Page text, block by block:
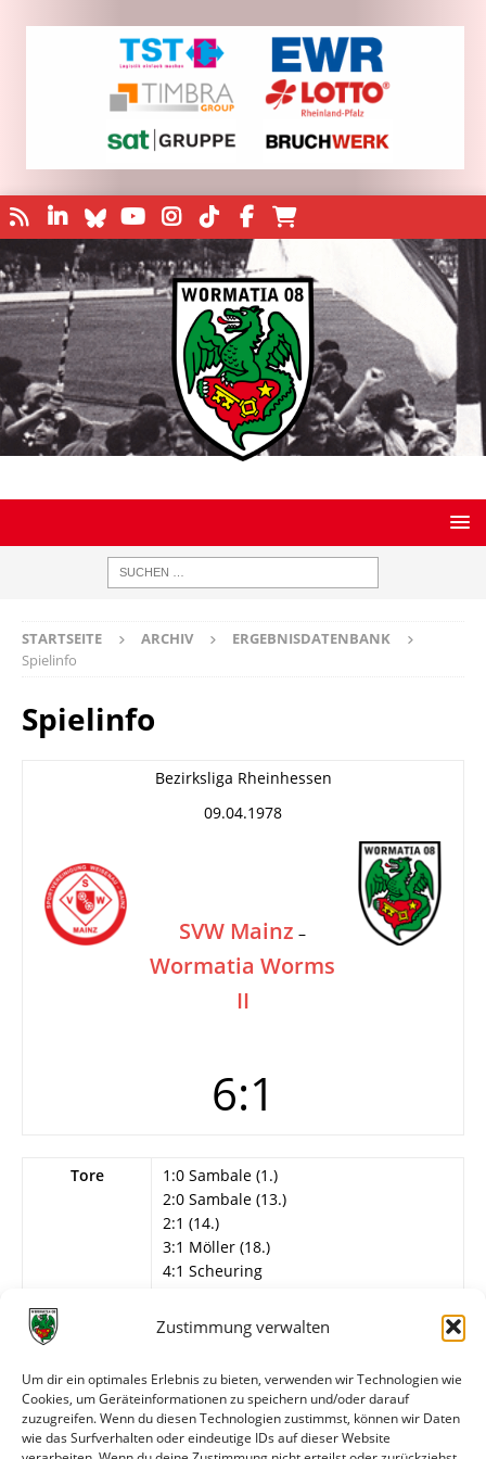
Zustimmung verwalten
Um dir ein optimales Erlebnis zu bieten, verwenden wir Technologien wie
Cookies, um Geräteinformationen zu speichern und/oder darauf
zuzugreifen. Wenn du diesen Technologien zustimmst, können wir Daten
wie das Surfverhalten oder eindeutige IDs auf dieser Website
STARTSEITE ARCHIV
ERGEBNISDATENBANK
Spielinfo
Spielinfo
Bezirksliga Rheinhessen
09.04.1978
SVW Mainz –
Wormatia Worms
II
6:1
Tore
1:0 Sambale (1.)
2:0 Sambale (13.)
2:1 (14.)
3:1 Möller (18.)
4:1 Scheuring
5:1 Möller (60.)
6:1 Scheuring (80.)
Karten
Rot: Wörner? (Wormatia), Tätlichkeit am
Schiri (2.)
Schiedsrichter
Herr (Kelkheim)